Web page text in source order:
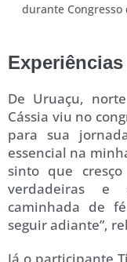
durante Congresso
De Uruaçu,
Cássia viu no
para sua
essencial na
sinto que
verdadeiras e
caminhada de
seguir adiante”,
Já o participante